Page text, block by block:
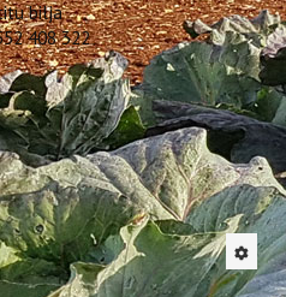
bilja
408 322
projekt